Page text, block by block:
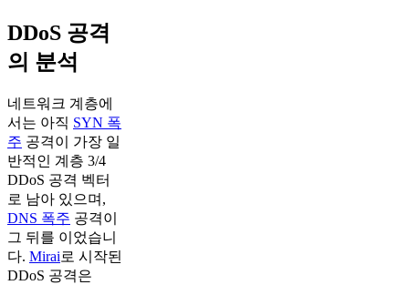
DDoS 공격
의 분석
네트워크 계층에
서는 아직 SYN 폭
주 공격이 가장 일
반적인 계층 3/4
DDoS 공격 벡터
로 남아 있으며,
DNS 폭주 공격이
그 뒤를 이었습니
다. Mirai로 시작된
DDoS 공격은